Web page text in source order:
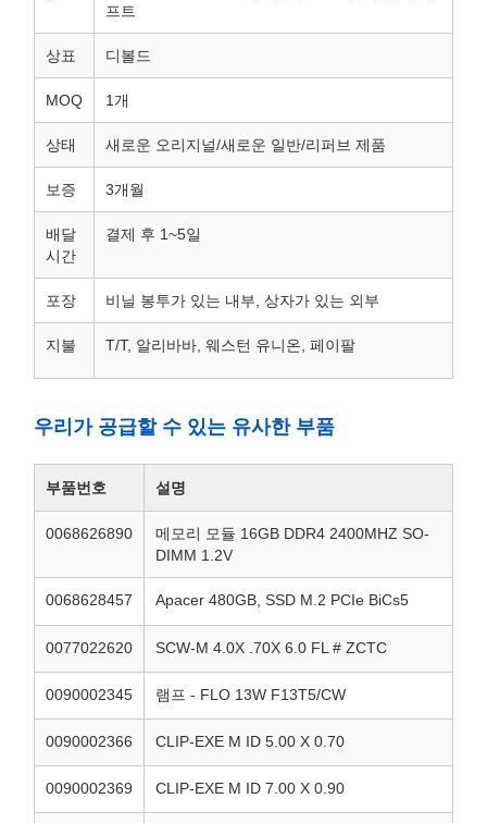
프트
상표 디볼드
MOQ 1개
상태 새로운 오리지널/새로운 일반/리퍼브 제품
보증 3개월
배달
시간
결제 후 1~5일
포장 비닐 봉투가 있는 내부, 상자가 있는 외부
지불 T/T, 알리바바, 웨스턴 유니온, 페이팔
우리가 공급할 수 있는 유사한 부품
부품번호 설명
0068626890
메모리 모듈 16GB DDR4 2400MHZ SO-
DIMM 1.2V
0068628457 Apacer 480GB, SSD M.2 PCIe BiCs5
0077022620 SCW-M 4.0X .70X 6.0 FL # ZCTC
0090002345 램프 - FLO 13W F13T5/CW
0090002366 CLIP-EXE M ID 5.00 X 0.70
0090002369 CLIP-EXE M ID 7.00 X 0.90